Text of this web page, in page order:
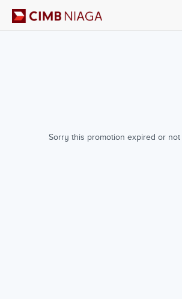
Sorry this promotion expired or